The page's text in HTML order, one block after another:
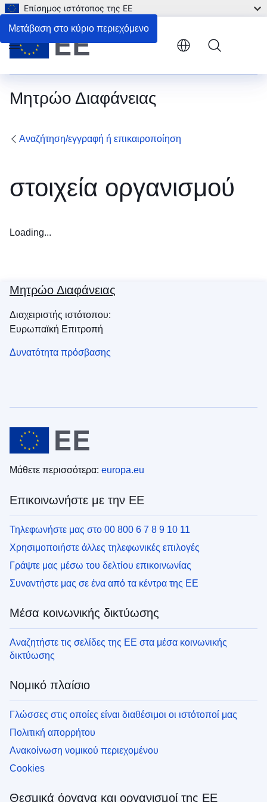
Μετάβαση στο κύριο περιεχόμενο
Επίσημος ιστότοπος της ΕΕ
Μητρώο Διαφάνειας
Menu
Αναζήτηση/εγγραφή ή επικαιροποίηση
στοιχεία οργανισμού
Loading...
Μητρώο Διαφάνειας
Διαχειριστής ιστότοπου:
Ευρωπαϊκή Επιτροπή
Δυνατότητα πρόσβασης
Μάθετε περισσότερα: europa.eu
Επικοινωνήστε με την ΕΕ
Τηλεφωνήστε μας στο 00 800 6 7 8 9 10 11
Χρησιμοποιήστε άλλες τηλεφωνικές επιλογές
Γράψτε μας μέσω του δελτίου επικοινωνίας
Συναντήστε μας σε ένα από τα κέντρα της ΕΕ
Μέσα κοινωνικής δικτύωσης
Αναζητήστε τις σελίδες της ΕΕ στα μέσα κοινωνικής
δικτύωσης
Νομικό πλαίσιο
Γλώσσες στις οποίες είναι διαθέσιμοι οι ιστότοποί μας
Πολιτική απορρήτου
Ανακοίνωση νομικού περιεχομένου
Cookies
Θεσμικά όργανα και οργανισμοί της ΕΕ